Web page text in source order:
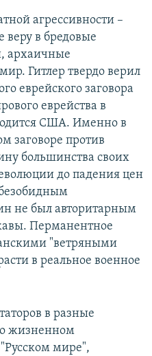
агрессивности –
в бредовые
архаичные
Гитлер твердо верил
еврейского заговора
еврейства в
США. Именно в
заговоре против
большинства своих
до падения цен
не был авторитарным
Перманентное
"ветряными
в реальное военное
в разные
о жизненном
мире",